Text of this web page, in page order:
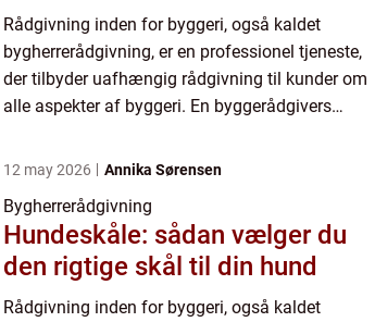
Rådgivning inden for byggeri, også kaldet
bygherrerådgivning, er en professionel tjeneste,
der tilbyder uafhængig rådgivning til kunder om
alle aspekter af byggeri. En byggerådgivers
det bedst mulige resul...
12 may 2026 Annika Sørensen
Bygherrerådgivning
Hundeskåle: sådan vælger du
den rigtige skål til din hund
Rådgivning inden for byggeri, også kaldet